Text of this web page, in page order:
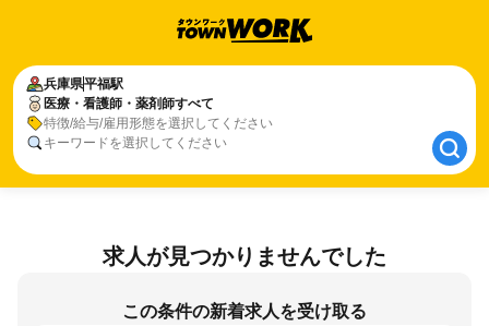
兵庫県平福駅
医療・看護師・薬剤師すべて
特徴/給与/雇用形態を選択してください
キーワードを選択してください
兵庫県平福駅
医療・看護師・薬剤師すべて
求人が見つかりませんでした
この条件の新着求人を受け取る